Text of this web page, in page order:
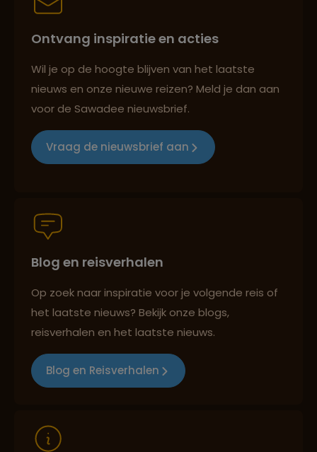
Groepsreizen mét indivuele vrijheid
Best beoordeelde reisroutes
Reizen met oog voor mens, cultuur en milieu
Ontvang inspiratie en acties
Wil je op de hoogte blijven van het laatste
nieuws en onze nieuwe reizen? Meld je dan aan
voor de Sawadee nieuwsbrief.
Vraag de nieuwsbrief aan
Blog en reisverhalen
Op zoek naar inspiratie voor je volgende reis of
het laatste nieuws? Bekijk onze blogs,
reisverhalen en het laatste nieuws.
Blog en Reisverhalen